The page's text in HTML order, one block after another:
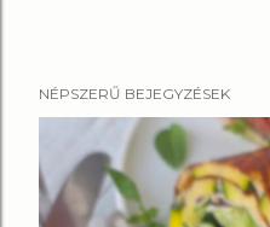
NÉPSZERŰ BEJEGYZÉSEK